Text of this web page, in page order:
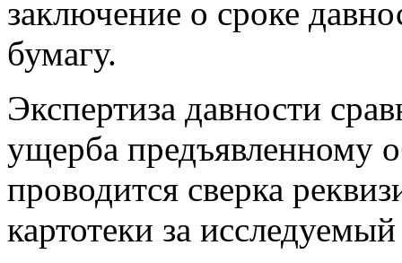
заключение о сроке
бумагу.
Экспертиза давности
ущерба предъявленному
проводится сверка
картотеки за